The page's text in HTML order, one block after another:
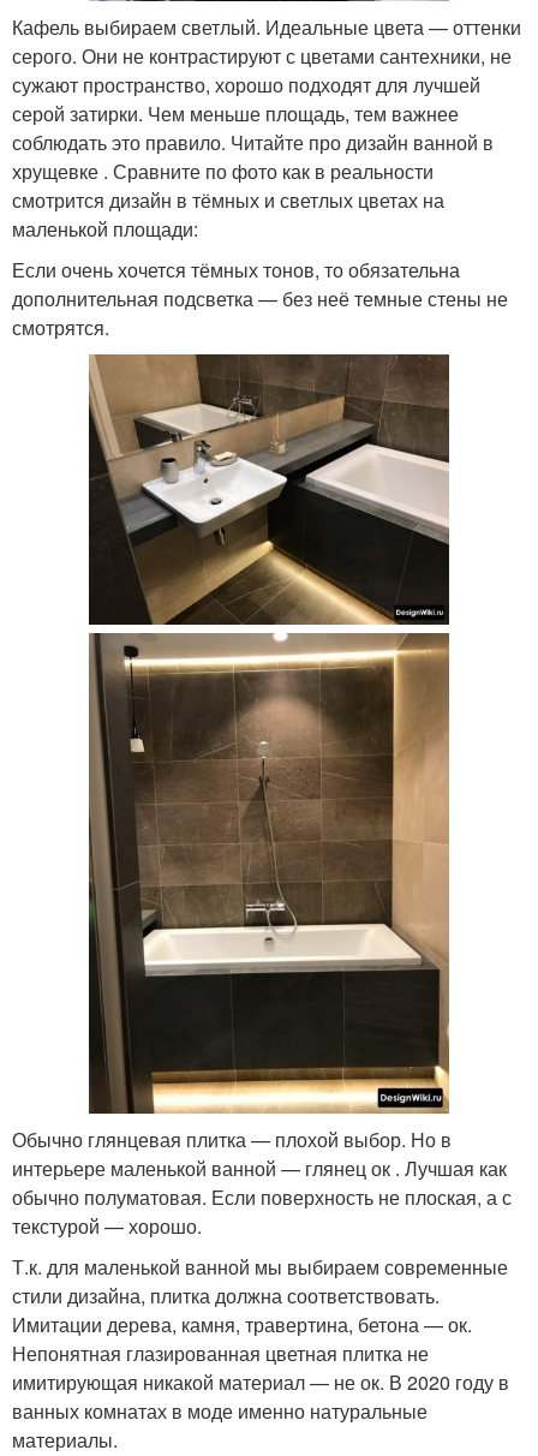
Кафель выбираем светлый. Идеальные цвета — оттенки
серого. Они не контрастируют с цветами сантехники, не
сужают пространство, хорошо подходят для лучшей
серой затирки. Чем меньше площадь, тем важнее
соблюдать это правило. Читайте про дизайн ванной в
хрущевке . Сравните по фото как в реальности
смотрится дизайн в тёмных и светлых цветах на
маленькой площади:
Если очень хочется тёмных тонов, то обязательна
дополнительная подсветка — без неё темные стены не
смотрятся.
Обычно глянцевая плитка — плохой выбор. Но в
интерьере маленькой ванной — глянец ок . Лучшая как
обычно полуматовая. Если поверхность не плоская, а с
текстурой — хорошо.
Т.к. для маленькой ванной мы выбираем современные
стили дизайна, плитка должна соответствовать.
Имитации дерева, камня, травертина, бетона — ок.
Непонятная глазированная цветная плитка не
имитирующая никакой материал — не ок. В 2020 году в
ванных комнатах в моде именно натуральные
материалы.